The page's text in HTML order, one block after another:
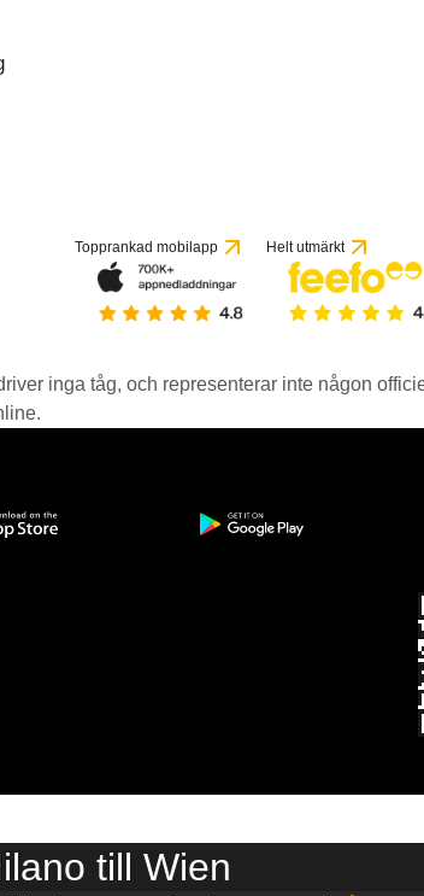
Topprankad mobilapp Helt utmärkt
inga tåg, och representerar inte någon
till Wien
på 1 recensioner